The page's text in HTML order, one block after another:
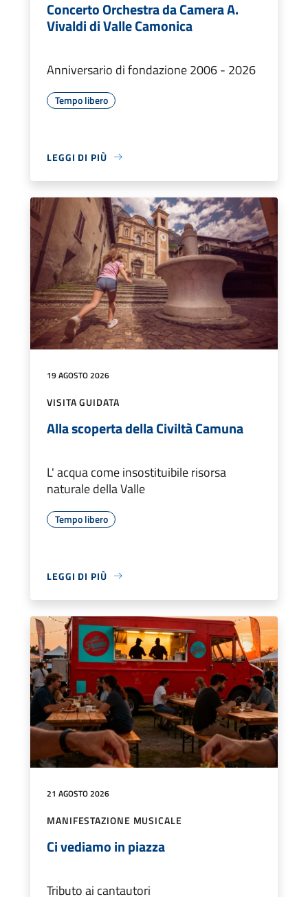
Concerto Orchestra da Camera A.
Vivaldi di Valle Camonica
Anniversario di fondazione 2006 - 2026
Tempo libero
LEGGI DI PIÙ
19 AGOSTO 2026
VISITA GUIDATA
Alla scoperta della Civiltà Camuna
L' acqua come insostituibile risorsa
naturale della Valle
Tempo libero
LEGGI DI PIÙ
21 AGOSTO 2026
MANIFESTAZIONE MUSICALE
Ci vediamo in piazza
Tributo ai cantautori